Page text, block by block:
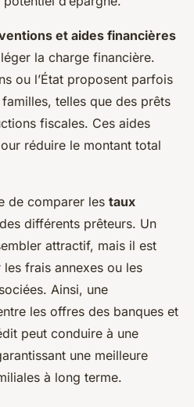
et aides financières
la charge financière.
ou l’État proposent parfois
telles que des prêts
fiscales. Ces aides
réduire le montant total
de comparer les taux
des différents prêteurs. Un
attractif, mais il est
frais annexes ou les
Ainsi, une
les offres des banques et
peut conduire à une
une meilleure
à long terme.